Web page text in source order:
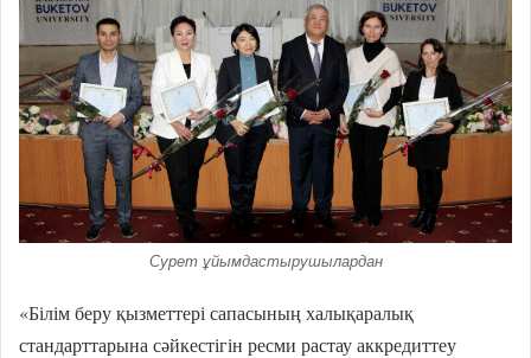
Сурет ұйымдастырушылардан
«Білім беру қызметтері сапасының халықаралық
стандарттарына сәйкестігін ресми растау аккредиттеу